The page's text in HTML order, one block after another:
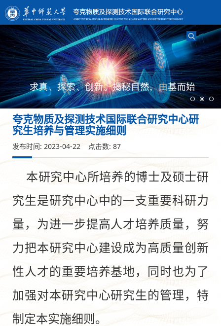
夸克物质及探测技术国际联合研究中心研
究生培养与管理实施细则
发布时间: 2023-04-22 点击数: 87
本研究中心所培养的博士及硕士研
究生是研究中心中的一支重要科研力
量，为进一步提高人才培养质量，努
力把本研究中心建设成为高质量创新
性人才的重要培养基地，同时也为了
加强对本研究中心研究生的管理，特
制定本实施细则。